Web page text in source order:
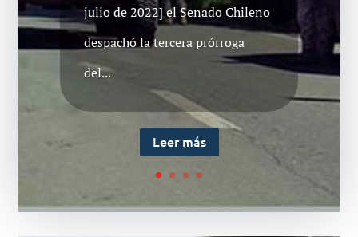
julio de 2022] el Senado Chileno
despachó la tercera prórroga
del...
Leer más